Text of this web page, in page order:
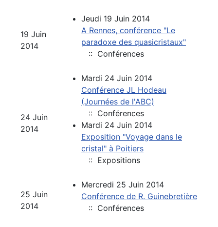
19 Juin
2014
Jeudi 19 Juin 2014
A Rennes, conférence "Le
paradoxe des quasicristaux"
:: Conférences
24 Juin
2014
Mardi 24 Juin 2014
Conférence JL Hodeau
(Journées de l'ABC)
:: Conférences
Mardi 24 Juin 2014
Exposition "Voyage dans le
cristal" à Poitiers
:: Expositions
25 Juin
2014
Mercredi 25 Juin 2014
Conférence de R. Guinebretière
:: Conférences